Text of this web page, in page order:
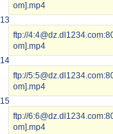
om].mp4
13
ftp://
om].mp4
14
ftp://
om].mp4
15
ftp://
om].mp4